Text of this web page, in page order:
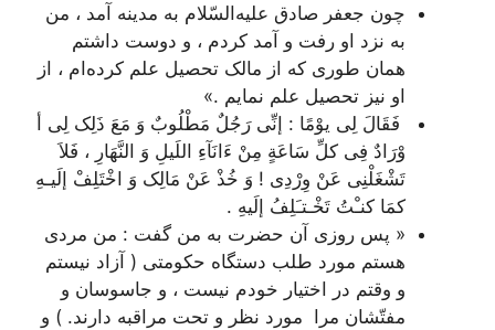
چون جعفر صادق علیه‌السّلام به مدینه آمد ، من
به نزد او رفت و آمد کردم ، و دوست داشتم
همان طوری که از مالک تحصیل علم کرده‌ام ، از
او نیز تحصیل علم نمایم .»
فَقَالَ لِی یوْمًا : إنِّی رَجُلٌ مَطْلُوبٌ وَ مَعَ ذَلِک لِی أ
وْرَادٌ فِی کلِّ سَاعَةٍ مِنْ ءَ‌انَآءِ اللَیلِ وَ النَّهَارِ ، فَلاَ
تَشْغَلْنِی عَنْ وِرْدِی ! وَ خُذْ عَنْ مَالِک وَ اخْتَلِفْ إلَیـهِ
کمَا کنـْتُ تَخْـتـَلِفُ إلَیهِ .
« پس روزی آن حضرت به من گفت : من مردی
هستم مورد طلب دستگاه حکومتی ( آزاد نیستم
و وقتم در اختیار خودم نیست ، و جاسوسان و
مفتّشان مرا مورد نظر و تحت مراقبه دارند. ) و